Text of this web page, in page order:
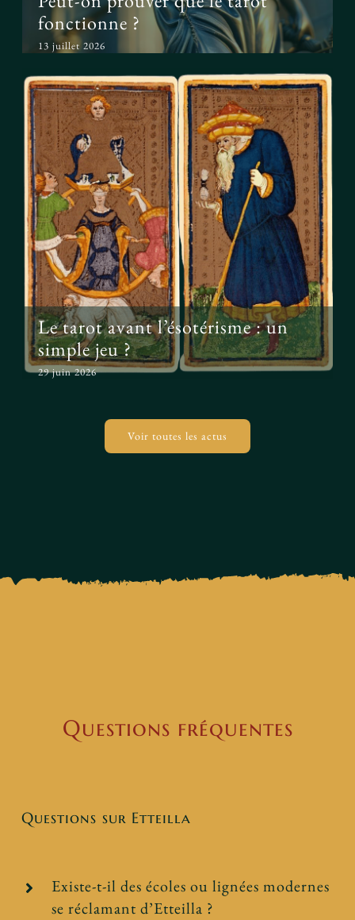
fonctionne ?
13 juillet 2026
Le tarot avant l’ésotérisme : un
simple jeu ?
Le tarot avant l’ésotérisme : un
simple jeu ?
29 juin 2026
Voir toutes les actus
Questions fréquentes
Questions sur Etteilla
Existe-t-il des écoles ou lignées modernes
se réclamant d’Etteilla ?